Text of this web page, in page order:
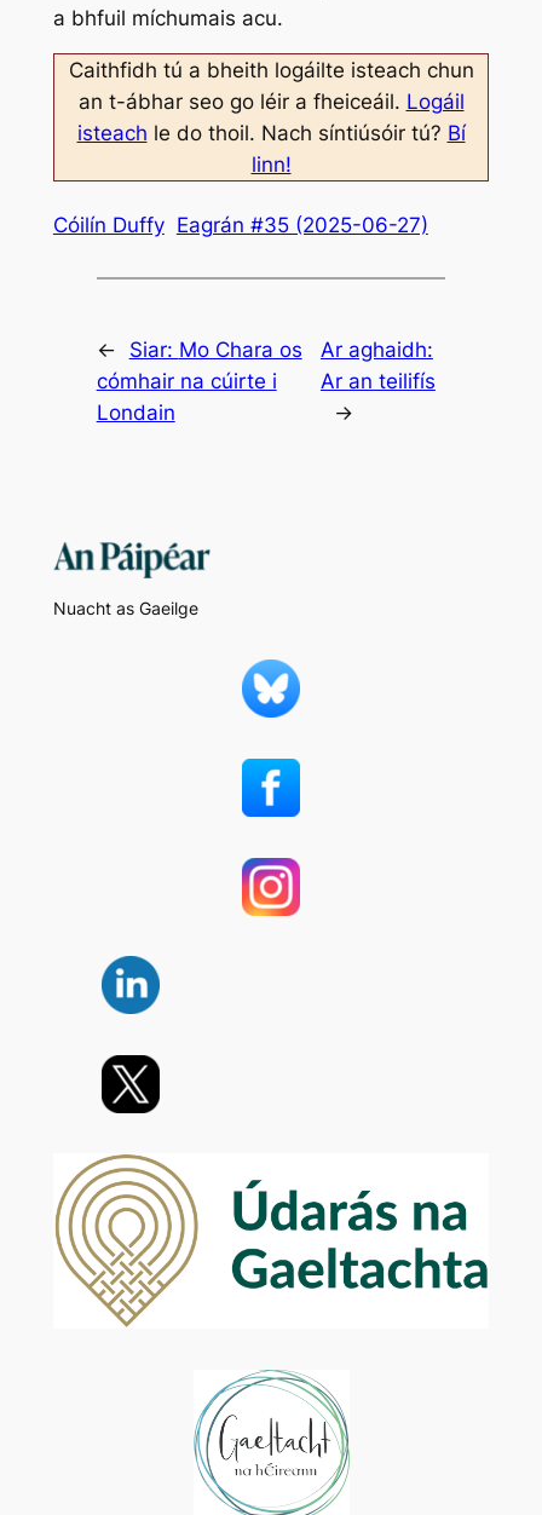
a bhfuil míchumais acu.
Caithfidh tú a bheith logáilte isteach chun
an t-ábhar seo go léir a fheiceáil. Logáil
isteach le do thoil. Nach síntiúsóir tú? Bí
linn!
Cóilín Duffy Eagrán #35 (2025-06-27)
← Siar: Mo Chara os
cómhair na cúirte i
Londain
Ar aghaidh:
Ar an teilifís
→
Nuacht as Gaeilge